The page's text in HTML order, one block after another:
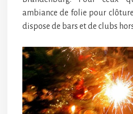
ambiance de folie pour
dispose de bars et de clubs